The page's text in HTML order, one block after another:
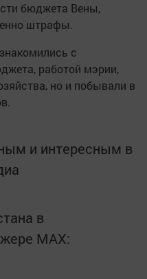
бюджета Вены,
штрафы.
с
работой мэрии,
но и побывали в
и интересным в
в
MАХ: